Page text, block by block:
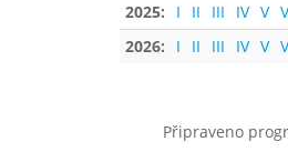
2025:
I II III IV V
2026:
I II III IV V
Připraveno